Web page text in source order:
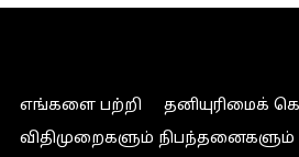
எங்களை பற்றி
தனியுரிமைக்
விதிமுறைகளும் நிபந்தனைகளும்